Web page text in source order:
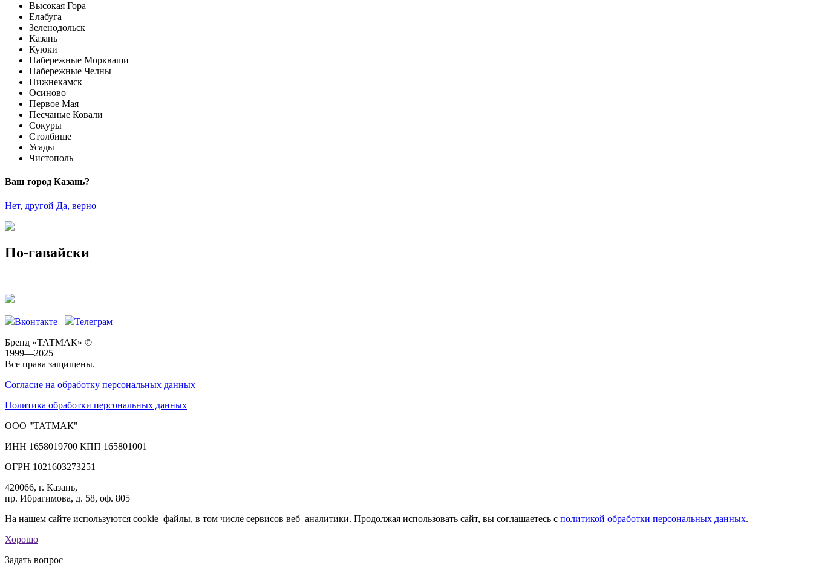
Высокая Гора
Елабуга
Зеленодольск
Казань
Куюки
Набережные Моркваши
Набережные Челны
Нижнекамск
Осиново
Первое Мая
Песчаные Ковали
Сокуры
Столбище
Усады
Чистополь
Ваш город Казань?
Нет, другой Да, верно
По-гавайски
Вконтакте
Телеграм
Бренд «ТАТМАК» ©
1999—2025
Все права защищены.
Согласие на обработку персональных данных
Политика обработки персональных данных
ООО "ТАТМАК"
ИНН 1658019700 КПП 165801001
ОГРН 1021603273251
420066, г. Казань,
пр. Ибрагимова, д. 58, оф. 805
На нашем сайте используются cookie–файлы, в том числе сервисов веб–аналитики. Продолжая использовать сайт, вы соглашаетесь с политикой обработки персональных данных.
Хорошо
Задать вопрос